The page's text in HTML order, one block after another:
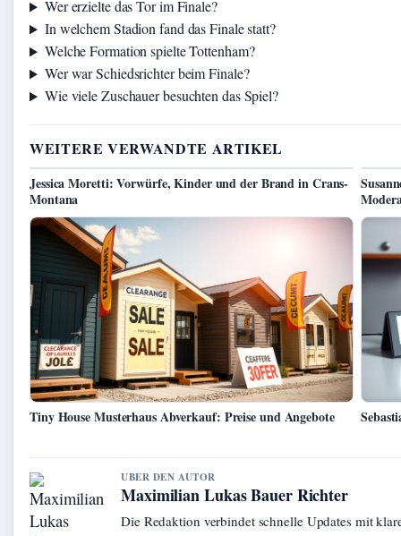
Wer erzielte das Tor im Finale?
In welchem Stadion fand das Finale statt?
Welche Formation spielte Tottenham?
Wer war Schiedsrichter beim Finale?
Wie viele Zuschauer besuchten das Spiel?
WEITERE VERWANDTE ARTIKEL
Jessica Moretti: Vorwürfe, Kinder und der Brand in Crans-
Montana
Tiny House Musterhaus Abverkauf: Preise und Angebote
UBER DEN AUTOR
Maximilian Lukas Bauer Richter
Die Redaktion verbindet schnelle Updates mit